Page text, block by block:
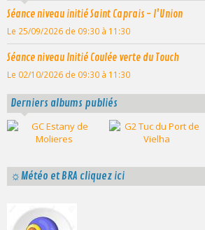
Séance niveau initié Saint Caprais - l'Union
Le 25/09/2026 de 09:30 à 11:30
Séance niveau Initié Coulée verte du Touch
Le 02/10/2026 de 09:30 à 11:30
Derniers albums publiés
☼Météo et BRA cliquez ici